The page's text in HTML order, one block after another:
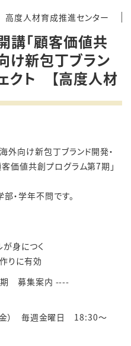
高度人材育成推進センター
講「顧客価値共
け新包丁ブラン
クト 【高度人材
外向け新包丁ブランド開発・
価値共創プログラム第7期」
・学年不問です。
身につく
りに有効
期 募集案内 ----
金） 毎週金曜日 18:30～